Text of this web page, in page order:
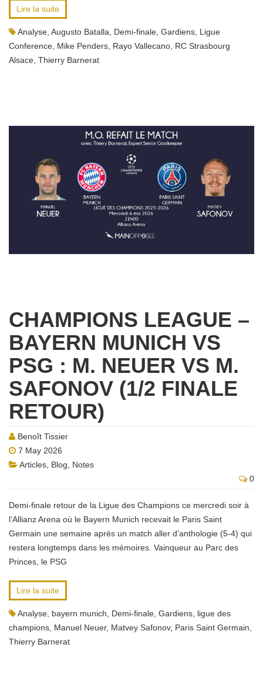
Lire la suite
Analyse Augusto Batalla Demi-finale Gardiens Ligue
Conference Mike Penders Rayo Vallecano RC Strasbourg
Alsace Thierry Barnerat
CHAMPIONS LEAGUE –
BAYERN MUNICH VS
PSG : M. NEUER VS M.
SAFONOV (1/2 FINALE
RETOUR)
Benoît Tissier
7 May 2026
Articles Blog
Notes
0
Demi-finale retour de la Ligue des Champions ce mercredi soir à
l’Allianz Arena où le Bayern Munich recevait le Paris Saint
Germain une semaine après un match aller d’anthologie (5-4) qui
restera longtemps dans les mémoires. Vainqueur au Parc des
Princes, le PSG
Lire la suite
Analyse bayern munich Demi-finale Gardiens ligue des
champions Manuel Neuer, Matvey Safonov, Paris Saint Germain
Thierry Barnerat